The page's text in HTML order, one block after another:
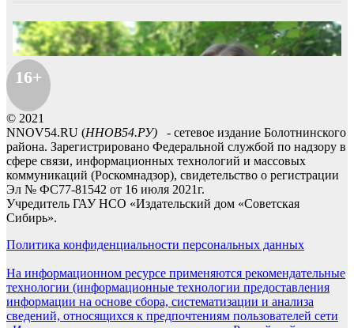
16+
© 2021
NNOV54.RU (ННОВ54.РУ) - сетевое издание Болотнинского
района. Зарегистрировано Федеральной службой по надзору в
сфере связи, информационных технологий и массовых
коммуникаций (Роскомнадзор), свидетельство о регистрации
Эл № ФС77-81542 от 16 июля 2021г.
Учредитель ГАУ НСО «Издательский дом «Советская
Сибирь».
Политика конфиденциальности персональных данных
На информационном ресурсе применяются рекомендательные
технологии (информационные технологии предоставления
информации на основе сбора, систематизации и анализа
сведений, относящихся к предпочтениям пользователей сети